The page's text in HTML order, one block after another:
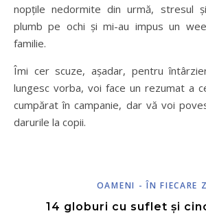
nopțile nedormite din urmă, stresul
plumb pe ochi și mi-au impus un
familie.
Îmi cer scuze, așadar, pentru
lungesc vorba, voi face un rezumat a
cumpărat în campanie, dar vă voi
darurile la copii.
OAMENI - ÎN FIECARE
14 globuri cu suflet și